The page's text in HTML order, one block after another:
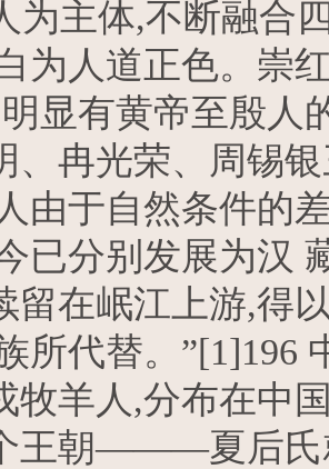
主体,不断融合
为人道正色。崇
显有黄帝至殷人
、冉光荣、周锡
由于自然条件的
已分别发展为汉
留在岷江上游,得
所代替。”[1]196
牧羊人,分布在中
王朝———夏后氏